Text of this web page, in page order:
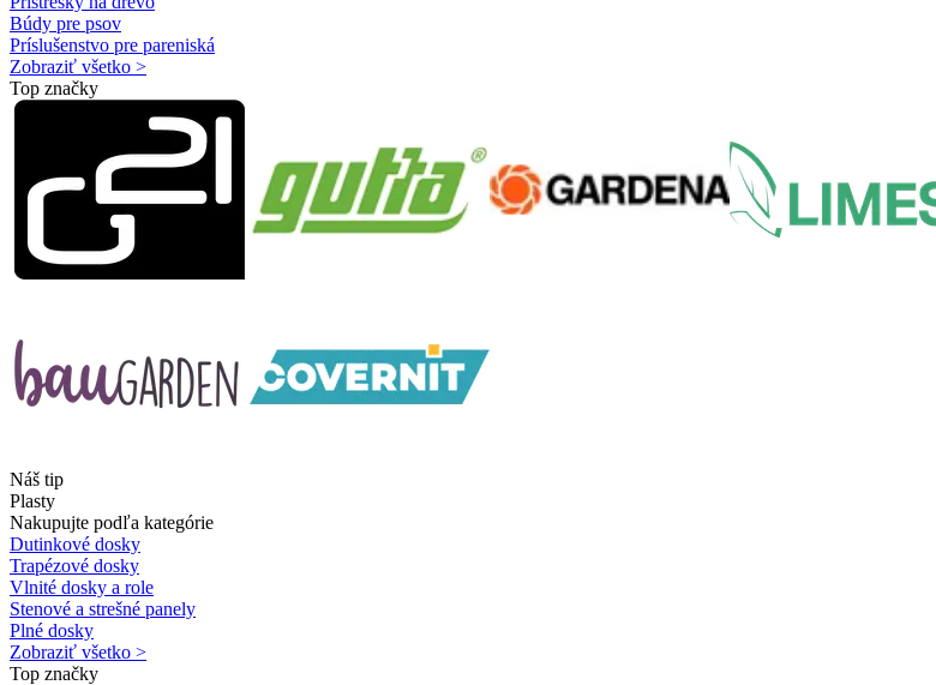
Búdy pre psov
Príslušenstvo pre pareniská
Zobraziť všetko >
Top značky
Náš tip
Plasty
Nakupujte podľa kategórie
Dutinkové dosky
Trapézové dosky
Vlnité dosky a role
Stenové a strešné panely
Plné dosky
Zobraziť všetko >
Top značky